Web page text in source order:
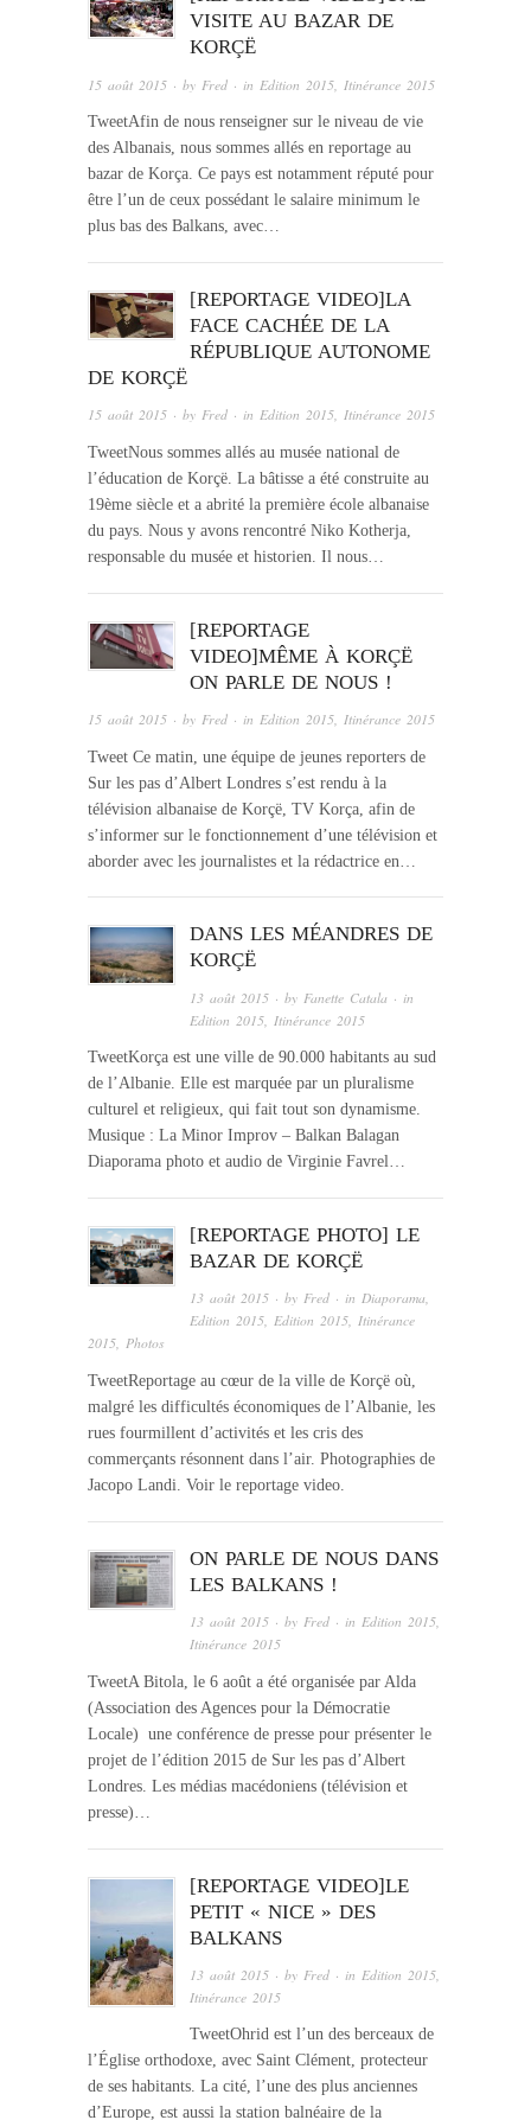
VISITE AU BAZAR DE
KORÇË
15 août 2015 · by Fred · in Edition 2015 Itinérance 2015
TweetAfin de nous renseigner sur le niveau de vie
des Albanais, nous sommes allés en reportage au
bazar de Korça. Ce pays est notamment réputé pour
être l’un de ceux possédant le salaire minimum le
plus bas des Balkans, avec…
[REPORTAGE VIDEO]LA
FACE CACHÉE DE LA
RÉPUBLIQUE AUTONOME
DE KORÇË
15 août 2015 · by Fred · in Edition 2015, Itinérance 2015
TweetNous sommes allés au musée national de
l’éducation de Korçë. La bâtisse a été construite au
19ème siècle et a abrité la première école albanaise
du pays. Nous y avons rencontré Niko Kotherja,
responsable du musée et historien. Il nous…
[REPORTAGE
VIDEO]MÊME À KORÇË
ON PARLE DE NOUS !
15 août 2015 · by Fred · in Edition 2015 Itinérance 2015
Tweet Ce matin, une équipe de jeunes reporters de
Sur les pas d’Albert Londres s’est rendu à la
télévision albanaise de Korçë, TV Korça, afin de
s’informer sur le fonctionnement d’une télévision et
aborder avec les journalistes et la rédactrice en…
DANS LES MÉANDRES DE
KORÇË
13 août 2015 · by Fanette Catala · in
Edition 2015 Itinérance 2015
TweetKorça est une ville de 90.000 habitants au sud
de l’Albanie. Elle est marquée par un pluralisme
culturel et religieux, qui fait tout son dynamisme.
Musique : La Minor Improv – Balkan Balagan
Diaporama photo et audio de Virginie Favrel…
[REPORTAGE PHOTO] LE
BAZAR DE KORÇË
13 août 2015 · byFred · inDiaporama,
Edition 2015,Edition 2015,Itinérance
2015, Photos
TweetReportage au cœur de la ville de Korçë où,
malgré les difficultés économiques de l’Albanie, les
rues fourmillent d’activités et les cris des
commerçants résonnent dans l’air. Photographies de
Jacopo Landi. Voir le reportage video.
ON PARLE DE NOUS DANS
LES BALKANS !
13 août 2015 · byFred · inEdition 2015,
Itinérance 2015
TweetA Bitola, le 6 août a été organisée par Alda
(Association des Agences pour la Démocratie
Locale) une conférence de presse pour présenter le
projet de l’édition 2015 de Sur les pas d’Albert
Londres. Les médias macédoniens (télévision et
presse)…
[REPORTAGE VIDEO]LE
PETIT « NICE » DES
BALKANS
13 août 2015 · by Fred · in Edition 2015
Itinérance 2015
TweetOhrid est l’un des berceaux de
l’Église orthodoxe, avec Saint Clément, protecteur
de ses habitants. La cité, l’une des plus anciennes
d’Europe, est aussi la station balnéaire de la